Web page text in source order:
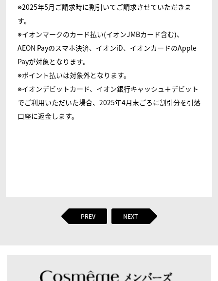
※2025年5月ご請求時に割引いてご請求させていただきま
す。
※イオンマークのカード払い(イオンJMBカード含む)、
AEON Payのスマホ決済、イオンiD、イオンカードのApple
Payが対象となります。
※ポイント払いは対象外となります。
※イオンデビットカード、イオン銀行キャッシュ＋デビット
でご利用いただいた場合、2025年4月末ごろに割引分を引落
口座に返金します。
PREV NEXT